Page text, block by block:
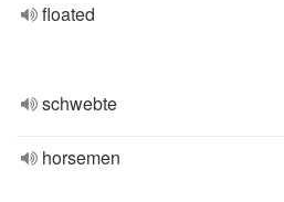
floated
schwebte
horsemen